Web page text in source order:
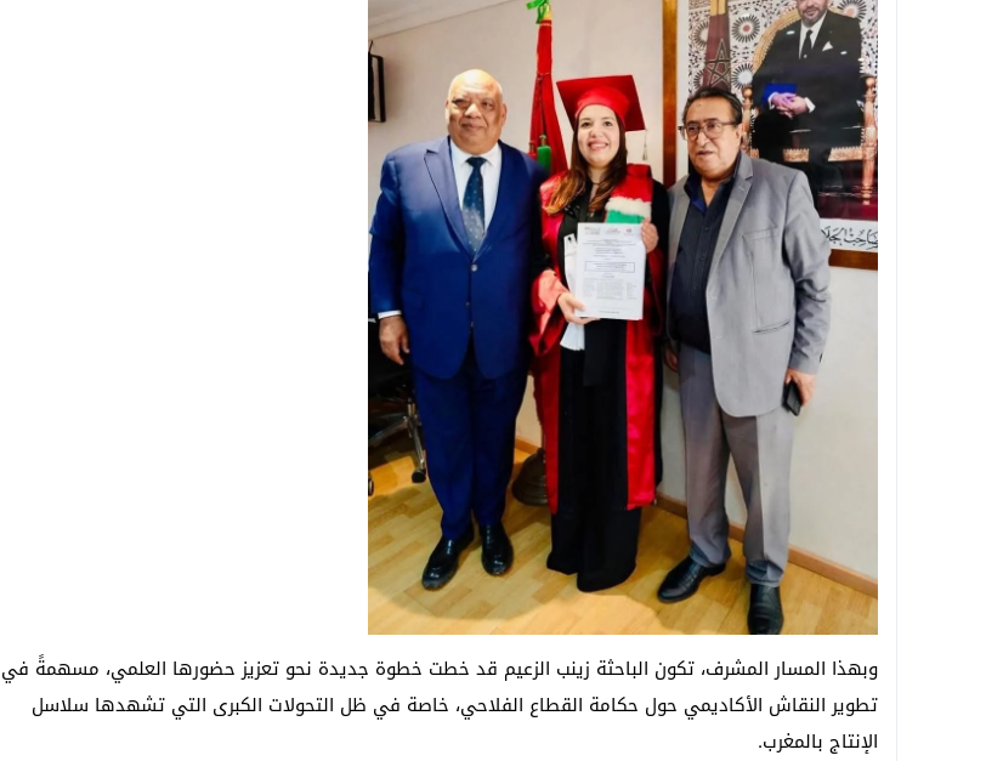
وبهذا المسار المشرف، تكون الباحثة زينب الزعيم قد خطت خطوة جديدة نحو تعزيز حضورها العلمي، مسهمةً في
تطوير النقاش الأكاديمي حول حكامة القطاع الفلاحي، خاصة في ظل التحولات الكبرى التي تشهدها سلاسل
الإنتاج بالمغرب.